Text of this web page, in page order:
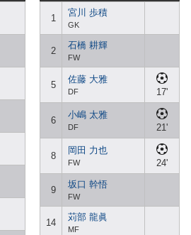
1
宮川 歩積
GK
2
石橋 耕輝
FW
5
佐藤 大雅
DF 17'
6
小嶋 太雅
DF 21'
8
岡田 力也
FW 24'
9
坂口 幹悟
FW
14
苅部 龍眞
MF